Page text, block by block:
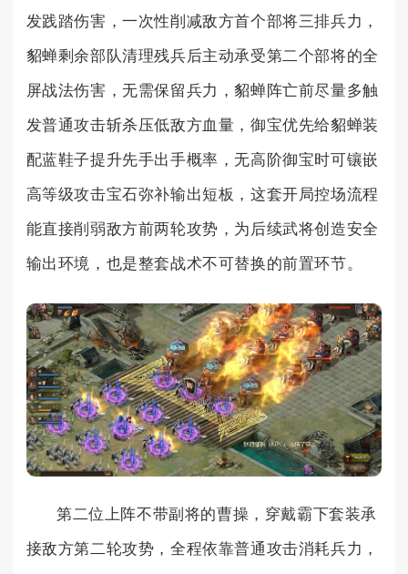
发践踏伤害，一次性削减敌方首个部将三排兵力，
貂蝉剩余部队清理残兵后主动承受第二个部将的全
屏战法伤害，无需保留兵力，貂蝉阵亡前尽量多触
发普通攻击斩杀压低敌方血量，御宝优先给貂蝉装
配蓝鞋子提升先手出手概率，无高阶御宝时可镶嵌
高等级攻击宝石弥补输出短板，这套开局控场流程
能直接削弱敌方前两轮攻势，为后续武将创造安全
输出环境，也是整套战术不可替换的前置环节。
第二位上阵不带副将的曹操，穿戴霸下套装承
接敌方第二轮攻势，全程依靠普通攻击消耗兵力，